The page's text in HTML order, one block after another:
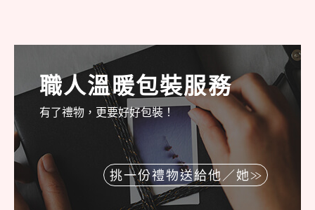
職人溫暖包裝服務
有了禮物，更要好好包裝！
挑一份禮物送給他／她